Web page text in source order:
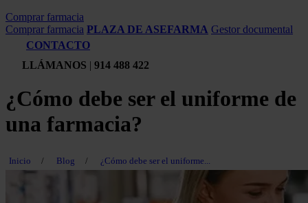
Comprar farmacia
Comprar farmacia PLAZA DE ASEFARMA Gestor documental
CONTACTO
LLÁMANOS | 914 488 422
¿Cómo debe ser el uniforme de
una farmacia?
Inicio / Blog / ¿Cómo debe ser el uniforme...